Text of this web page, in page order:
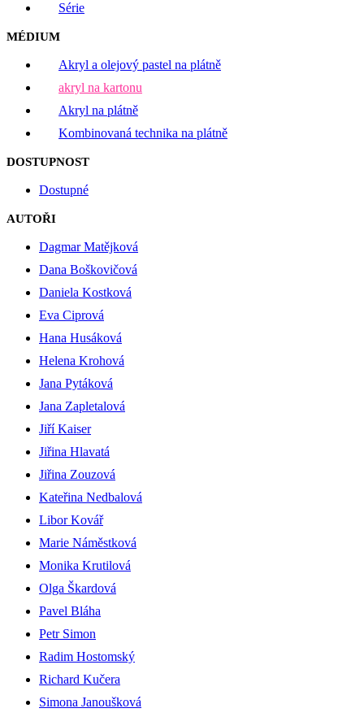
Série
MÉDIUM
Akryl a olejový pastel na plátně
akryl na kartonu
Akryl na plátně
Kombinovaná technika na plátně
DOSTUPNOST
Dostupné
AUTOŘI
Dagmar Matějková
Dana Boškovičová
Daniela Kostková
Eva Ciprová
Hana Husáková
Helena Krohová
Jana Pytáková
Jana Zapletalová
Jiří Kaiser
Jiřina Hlavatá
Jiřina Zouzová
Kateřina Nedbalová
Libor Kovář
Marie Náměstková
Monika Krutilová
Olga Škardová
Pavel Bláha
Petr Simon
Radim Hostomský
Richard Kučera
Simona Janoušková